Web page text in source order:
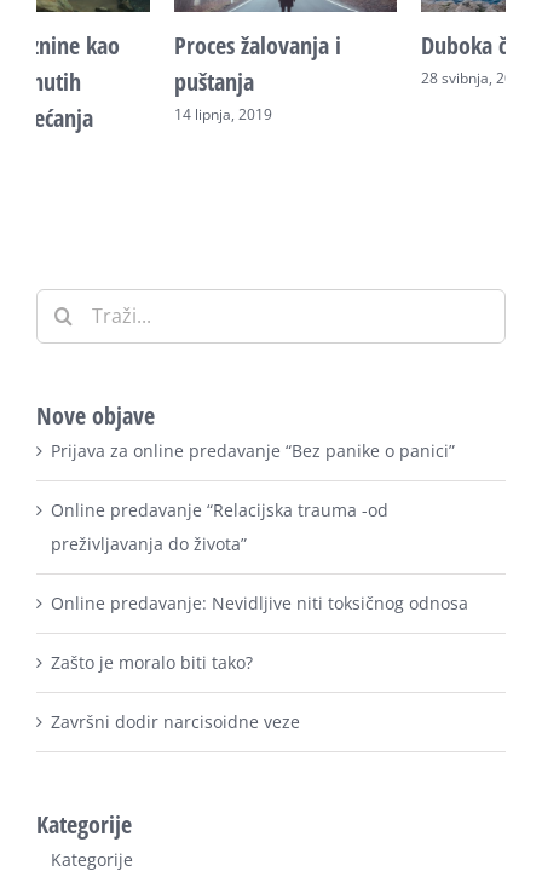
Duboka čežnja srca
28 svibnja, 2019
Krug odlaženja i
vraćanja partneru
Prijava za online predavanje “Bez panike o panici”
Online predavanje “Relacijska trauma -od
preživljavanja do života”
Online predavanje: Nevidljive niti toksičnog odnosa
Zašto je moralo biti tako?
Završni dodir narcisoidne veze
Kategorije